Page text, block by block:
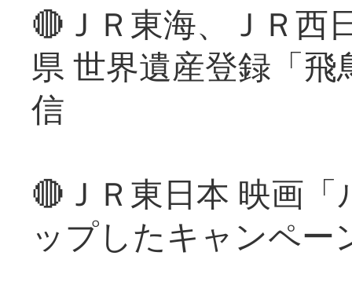
🔴ＪＲ東海、ＪＲ西
県 世界遺産登録「
信
🔴ＪＲ東日本 映画
ップしたキャンペー